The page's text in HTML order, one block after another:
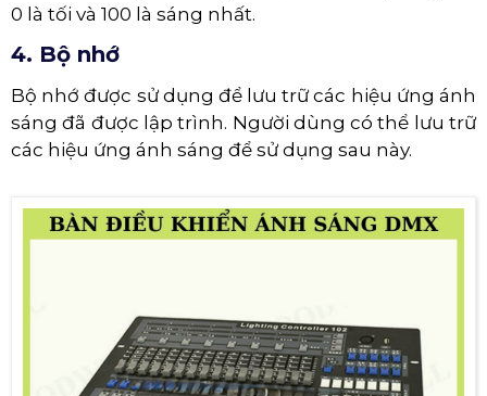
0 là tối và 100 là sáng nhất.
4. Bộ nhớ
Bộ nhớ được sử dụng để lưu trữ các hiệu ứng ánh
sáng đã được lập trình. Người dùng có thể lưu trữ
các hiệu ứng ánh sáng để sử dụng sau này.